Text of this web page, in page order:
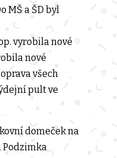
MŠ a ŠD byl
vyrobila nové
nové
všech
pult ve
domeček na
Podzimka